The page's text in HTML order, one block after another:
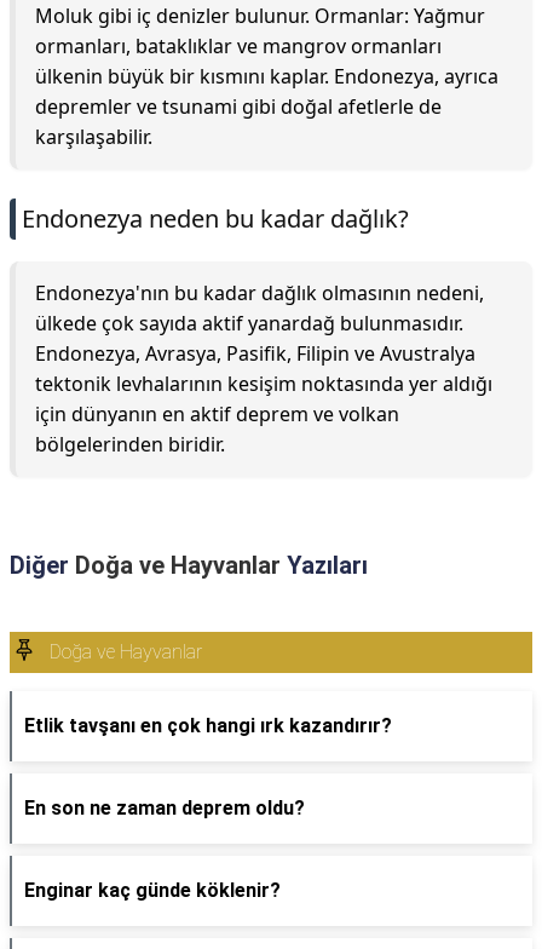
Moluk gibi iç denizler bulunur. Ormanlar: Yağmur
ormanları, bataklıklar ve mangrov ormanları
ülkenin büyük bir kısmını kaplar. Endonezya, ayrıca
depremler ve tsunami gibi doğal afetlerle de
karşılaşabilir.
Endonezya neden bu kadar dağlık?
Endonezya'nın bu kadar dağlık olmasının nedeni,
ülkede çok sayıda aktif yanardağ bulunmasıdır.
Endonezya, Avrasya, Pasifik, Filipin ve Avustralya
tektonik levhalarının kesişim noktasında yer aldığı
için dünyanın en aktif deprem ve volkan
bölgelerinden biridir.
Diğer Doğa ve Hayvanlar Yazıları
Doğa ve Hayvanlar
Etlik tavşanı en çok hangi ırk kazandırır?
En son ne zaman deprem oldu?
Enginar kaç günde köklenir?